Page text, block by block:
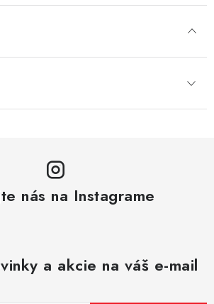
nás na Instagrame
a akcie na váš e-mail